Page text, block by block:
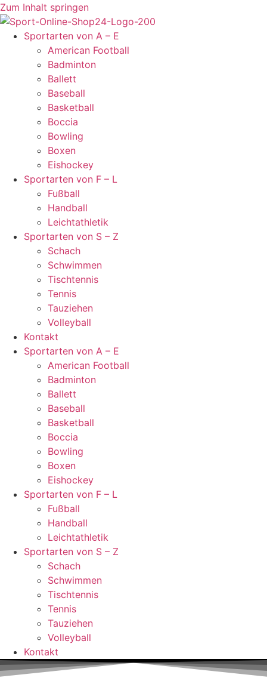
Zum Inhalt springen
Sportarten von A – E
American Football
Badminton
Ballett
Baseball
Basketball
Boccia
Bowling
Boxen
Eishockey
Sportarten von F – L
Fußball
Handball
Leichtathletik
Sportarten von S – Z
Schach
Schwimmen
Tischtennis
Tennis
Tauziehen
Volleyball
Kontakt
Sportarten von A – E
American Football
Badminton
Ballett
Baseball
Basketball
Boccia
Bowling
Boxen
Eishockey
Sportarten von F – L
Fußball
Handball
Leichtathletik
Sportarten von S – Z
Schach
Schwimmen
Tischtennis
Tennis
Tauziehen
Volleyball
Kontakt